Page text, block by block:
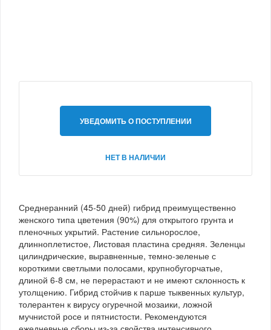
УВЕДОМИТЬ О ПОСТУПЛЕНИИ
НЕТ В НАЛИЧИИ
Среднеранний (45-50 дней) гибрид преимущественно
женского типа цветения (90%) для открытого грунта и
пленочных укрытий. Растение сильнорослое,
длинноплетистое, Листовая пластина средняя. Зеленцы
цилиндрические, выравненные, темно-зеленые с
короткими светлыми полосами, крупнобугорчатые,
длиной 6-8 см, не перерастают и не имеют склонность к
утолщению. Гибрид стойчив к парше тыквенных культур,
толерантен к вирусу огуречной мозаики, ложной
мучнистой росе и пятнистости. Рекомендуются